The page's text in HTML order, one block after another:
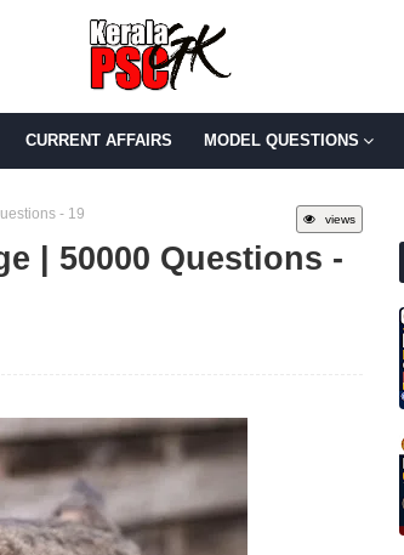
CURRENT AFFAIRS MODEL QUESTIONS
views
- 19
| 50000 Questions -